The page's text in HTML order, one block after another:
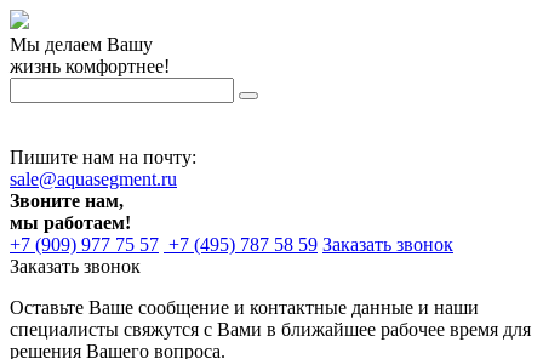
Мы делаем Вашу
жизнь комфортнее!
Пишите нам на почту:
sale@aquasegment.ru
Звоните нам,
мы работаем!
+7 (909) 977 75 57 +7 (495) 787 58 59 Заказать звонок
Заказать звонок
Оставьте Ваше сообщение и контактные данные и наши
специалисты свяжутся с Вами в ближайшее рабочее время для
решения Вашего вопроса.